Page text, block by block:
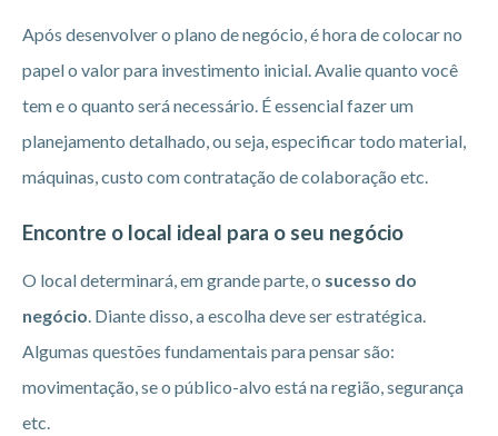
Após desenvolver o plano de negócio, é hora de colocar no
papel o valor para investimento inicial. Avalie quanto você
tem e o quanto será necessário. É essencial fazer um
planejamento detalhado, ou seja, especificar todo material,
máquinas, custo com contratação de colaboração etc.
Encontre o local ideal para o seu negócio
O local determinará, em grande parte, o sucesso do
negócio . Diante disso, a escolha deve ser estratégica.
Algumas questões fundamentais para pensar são:
movimentação, se o público-alvo está na região, segurança
etc.